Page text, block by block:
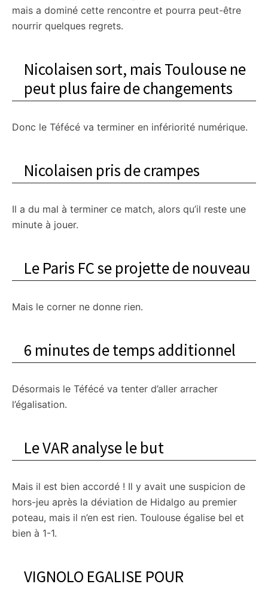
mais a dominé cette rencontre et pourra peut-être
nourrir quelques regrets.
Nicolaisen sort, mais Toulouse ne
peut plus faire de changements
Donc le Téfécé va terminer en infériorité numérique.
Nicolaisen pris de crampes
Il a du mal à terminer ce match, alors qu’il reste une
minute à jouer.
Le Paris FC se projette de nouveau
Mais le corner ne donne rien.
6 minutes de temps additionnel
Désormais le Téfécé va tenter d’aller arracher
l’égalisation.
Le VAR analyse le but
Mais il est bien accordé ! Il y avait une suspicion de
hors-jeu après la déviation de Hidalgo au premier
poteau, mais il n’en est rien. Toulouse égalise bel et
bien à 1-1.
VIGNOLO EGALISE POUR